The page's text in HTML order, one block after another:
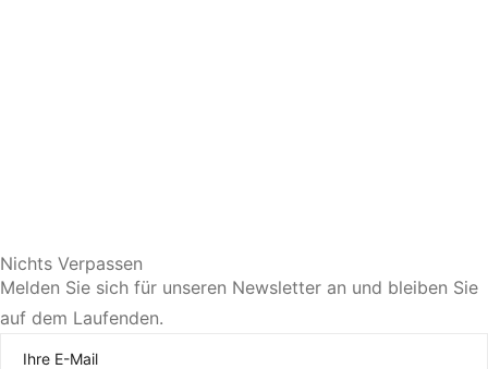
Sie bevorzugen eine persönliche Beratung?
Jetzt Termin vereinbaren
Nichts Verpassen
Melden Sie sich für unseren Newsletter an und bleiben Sie
auf dem Laufenden.